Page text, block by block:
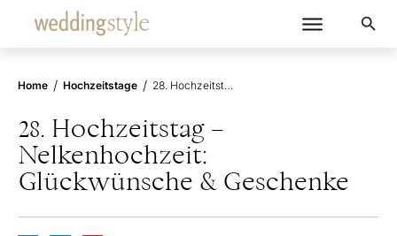
Home / Hochzeitstage / 28. Hochzeitstag – Nelkenhochzeit: Glückwünsche & Geschenke
28. Hochzeitstag –
Nelkenhochzeit:
Glückwünsche & Geschenke